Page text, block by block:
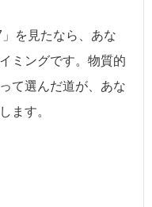
を見たなら、あな
ミングです。物質的
て選んだ道が、あな
ます。